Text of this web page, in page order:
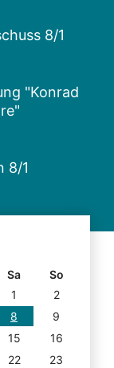
8/1
"Konrad
8/1
Sa
So
1
2
8
9
15
16
22
23